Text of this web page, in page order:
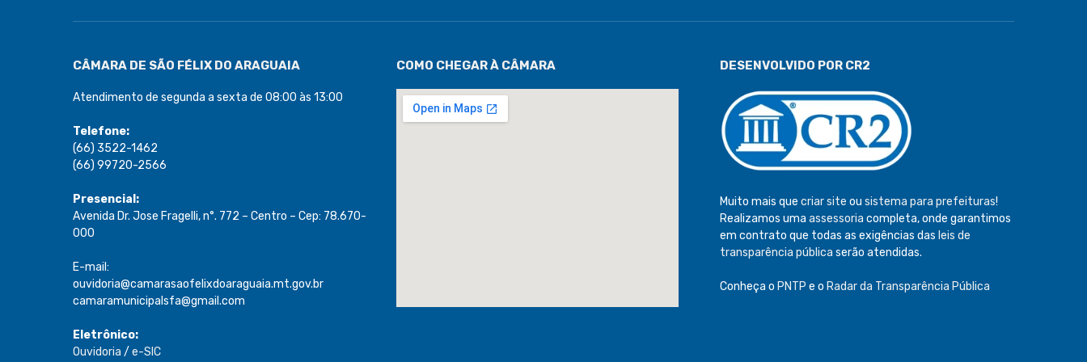
CÂMARA DE SÃO FÉLIX DO ARAGUAIA
Atendimento de segunda a sexta de 08:00 às 13:00
Telefone:
(66) 3522-1462
(66) 99720-2566
Presencial:
Avenida Dr. Jose Fragelli, n°. 772 – Centro – Cep: 78.670-
000
E-mail:
ouvidoria@camarasaofelixdoaraguaia.mt.gov.br
camaramunicipalsfa@gmail.com
Eletrônico:
Ouvidoria / e-SIC
COMO CHEGAR À CÂMARA DESENVOLVIDO POR CR2
Muito mais que criar site ou sistema para prefeituras!
Realizamos uma assessoria completa, onde garantimos
em contrato que todas as exigências das leis de
transparência pública serão atendidas.
Conheça o PNTP e o Radar da Transparência Pública